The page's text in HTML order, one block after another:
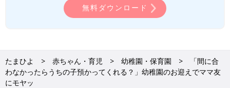
無料ダウンロード
たまひよ 赤ちゃん・育児 幼稚園・保育園
「間に合
わなかったらうちの子預かってくれる？」幼稚園のお迎えでママ友
にモヤッ